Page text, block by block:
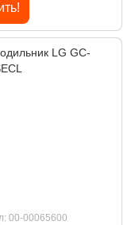
00-00065600